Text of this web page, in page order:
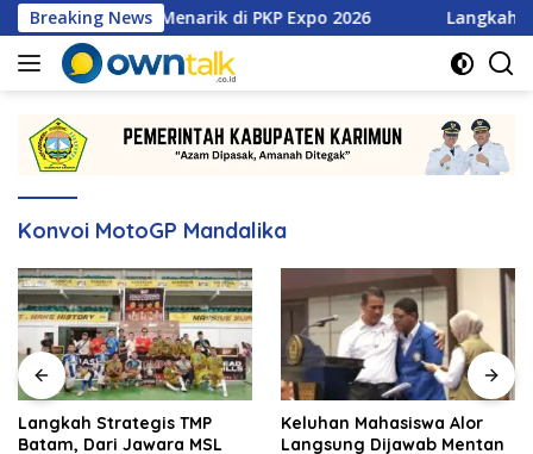
Langsung
ke
konten
Breaking News
Promo Menarik di PKP Expo 2026 Langkah Strategis
Konvoi MotoGP Mandalika
Langkah Strategis TMP
Batam, Dari Jawara MSL
Keluhan Mahasiswa Alor
Langsung Dijawab Mentan